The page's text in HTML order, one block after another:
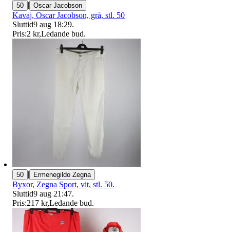
50 | Oscar Jacobson
Kavaj, Oscar Jacobson, grå, stl. 50
Sluttid9 aug 18:29.
Pris:2 kr,Ledande bud.
50 | Ermenegildo Zegna
Byxor, Zegna Sport, vit, stl. 50.
Sluttid9 aug 21:47.
Pris:217 kr,Ledande bud.